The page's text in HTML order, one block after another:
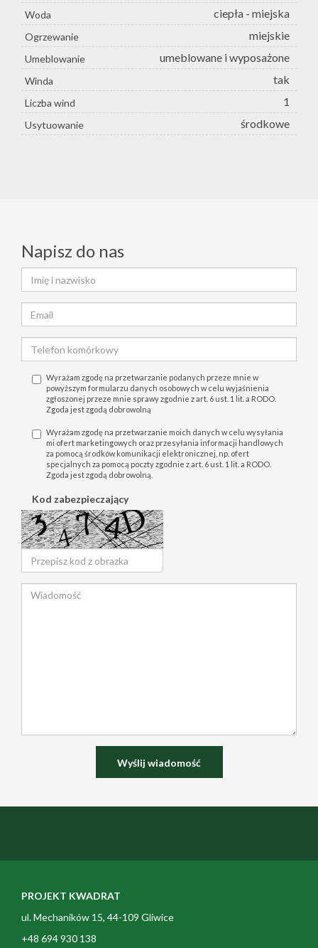
Woda ciepła - miejska
Ogrzewanie miejskie
Umeblowanie umeblowane i wyposażone
Winda tak
Liczba wind 1
Usytuowanie środkowe
Napisz do nas
Wyrażam zgodę na przetwarzanie podanych przeze mnie w
powyższym formularzu danych osobowych w celu wyjaśnienia
zgłoszonej przeze mnie sprawy zgodnie z art. 6 ust. 1 lit. a RODO.
Zgoda jest zgodą dobrowolną
Wyrażam zgodę na przetwarzanie moich danych w celu wysyłania
mi ofert marketingowych oraz przesyłania informacji handlowych
za pomocą środków komunikacji elektronicznej, np. ofert
specjalnych za pomocą poczty zgodnie z art. 6 ust. 1 lit. a RODO.
Zgoda jest zgodą dobrowolną.
Kod zabezpieczający
PROJEKT KWADRAT
ul. Mechaników 15, 44-109 Gliwice
+48 694 930 138